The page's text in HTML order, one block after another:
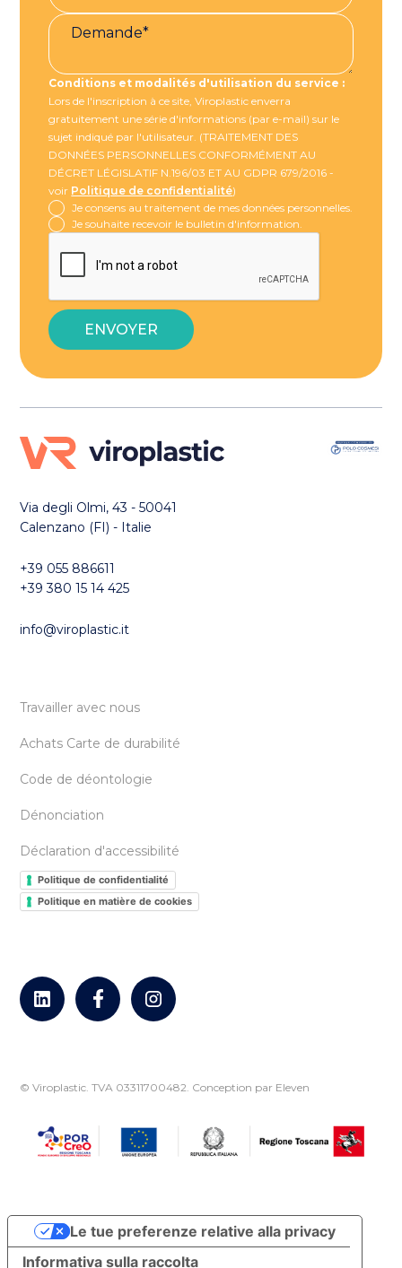
Conditions et modalités d'utilisation du service :
Lors de l'inscription à ce site, Viroplastic enverra
gratuitement une série d'informations (par e-mail) sur le
sujet indiqué par l'utilisateur. (TRAITEMENT DES
DONNÉES PERSONNELLES CONFORMÉMENT AU
DÉCRET LÉGISLATIF N.196/03 ET AU GDPR 679/2016 -
voir Politique de confidentialité)
Je consens au traitement de mes données personnelles.
Je souhaite recevoir le bulletin d'information.
Via degli Olmi, 43 - 50041
Calenzano (FI) - Italie
+39 055 886611
+39 380 15 14 425
info@viroplastic.it
Travailler avec nous
Achats Carte de durabilité
Code de déontologie
Dénonciation
Déclaration d'accessibilité
Politique de confidentialité
Politique en matière de cookies
© Viroplastic. TVA 03311700482. Conception par Eleven
Informativa sulla raccolta
Le tue preferenze relative alla privacy